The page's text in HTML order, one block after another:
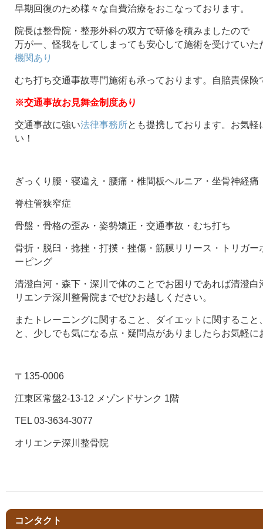
早期回復のため様々な自費治療をおこなっております。
院長は整骨院・整形外科の双方で研修を積みましたので
万が一、怪我をしてしまっても安心して施術を受けていた
機関あり
むち打ち交通事故専門施術も承っております。自賠責保険
※交通事故お見舞金制度あり
交通事故に強い法律事務所とも提携しております。お気軽
い！
ぎっくり腰・寝違え・腰痛・椎間板ヘルニア・坐骨神経痛
脊柱管狭窄症
骨盤・骨格の歪み・姿勢矯正・交通事故・むち打ち
骨折・脱臼・捻挫・打撲・挫傷・筋膜リリース・トリガー
ーピング
清澄白河・森下・深川で体のことでお困りであれば清澄
リエンテ深川整骨院までぜひお越しください。
またトレーニングに関すること、ダイエットに関するこ
と、少しでも気になる点・疑問点がありましたらお気軽に
〒135-0006
江東区常盤2-13-12 メゾンドサンク 1階
TEL 03-3634-3077
オリエンテ深川整骨院
コンタクト